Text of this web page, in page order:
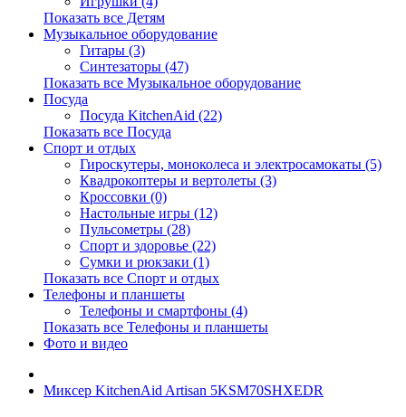
Показать все Детям
Музыкальное оборудование
Гитары (3)
Синтезаторы (47)
Показать все Музыкальное оборудование
Посуда
Посуда KitchenAid (22)
Показать все Посуда
Спорт и отдых
Гироскутеры, моноколеса и электросамокаты (5)
Квадрокоптеры и вертолеты (3)
Кроссовки (0)
Настольные игры (12)
Пульсометры (28)
Спорт и здоровье (22)
Сумки и рюкзаки (1)
Показать все Спорт и отдых
Телефоны и планшеты
Телефоны и смартфоны (4)
Показать все Телефоны и планшеты
Фото и видео
Миксер KitchenAid Artisan 5KSM70SHXEDR